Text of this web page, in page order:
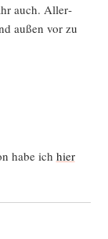
auch. Aller­
außen vor zu
habe ich hier